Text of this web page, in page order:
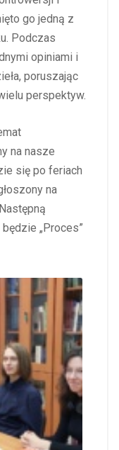
go jedną z
Podczas
opiniami i
poruszając
perspektyw.
na nasze
się po feriach
na
„Proces”